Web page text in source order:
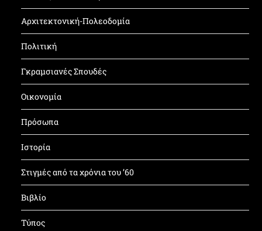
Αρχιτεκτονική-Πολεοδομία
Πολιτική
Γκραμσιανές Σπουδές
Οικονομία
Πρόσωπα
Ιστορία
Στιγμές από τα χρόνια του ’60
Βιβλίο
Τύπος